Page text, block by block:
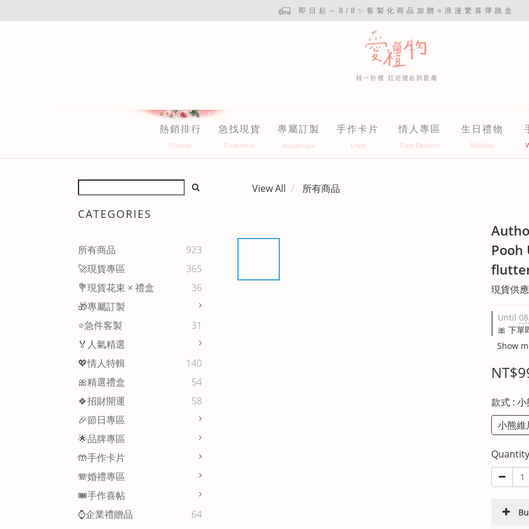
即日起～8/8✨客製化商品加贈⭐浪漫驚喜彈跳盒
熱銷排行 急找現貨 專屬訂製 手作卡片 情人專區 生日禮物
CATEGORIES
所有商品
923
🚀現貨專區
365
💐現貨花束 × 禮盒
36
🎁專屬訂製
⭐急件客製
31
🏅人氣精選
💖情人特輯
140
🎀精選禮盒
54
🍀招財開運
58
🎉節日專區
🌟品牌專區
🤲手作卡片
🪗婚禮專區
🎟️手作喜帖
⌚企業禮贈品
64
View All 所有商品
Pooh
現貨供
Until
🎀 下單
Show
款式 :
小熊維
Quantity